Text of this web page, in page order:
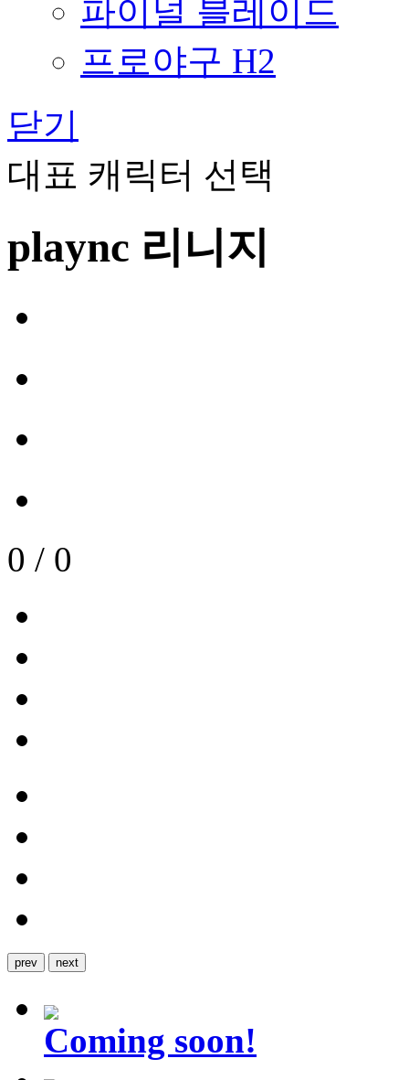
파이널 블레이드
프로야구 H2
닫기
대표 캐릭터 선택
plaync 리니지
0 / 0
prev next
Coming soon!